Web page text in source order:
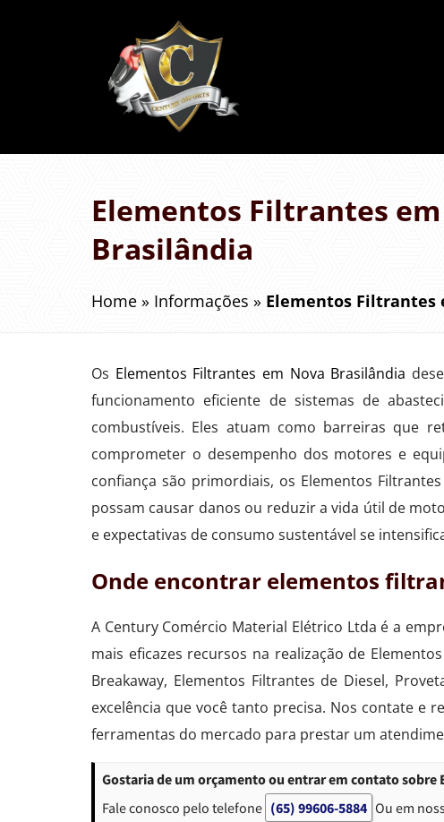
Elementos Filtrantes
Brasilândia
Home » Informações » Elementos Filtrantes
Os Elementos Filtrantes em Nova Brasilândia
funcionamento eficiente de sistemas de
combustíveis. Eles atuam como barreiras que
comprometer o desempenho dos motores e
confiança são primordiais, os Elementos
possam causar danos ou reduzir a vida útil de
e expectativas de consumo sustentável se
Onde encontrar elementos
A Century Comércio Material Elétrico Ltda é a
mais eficazes recursos na realização de
Breakaway, Elementos Filtrantes de Diesel,
excelência que você tanto precisa. Nos contate e
ferramentas do mercado para prestar um
Gostaria de um orçamento ou entrar em contato
Fale conosco pelo telefone (65) 99606-5884 Ou em